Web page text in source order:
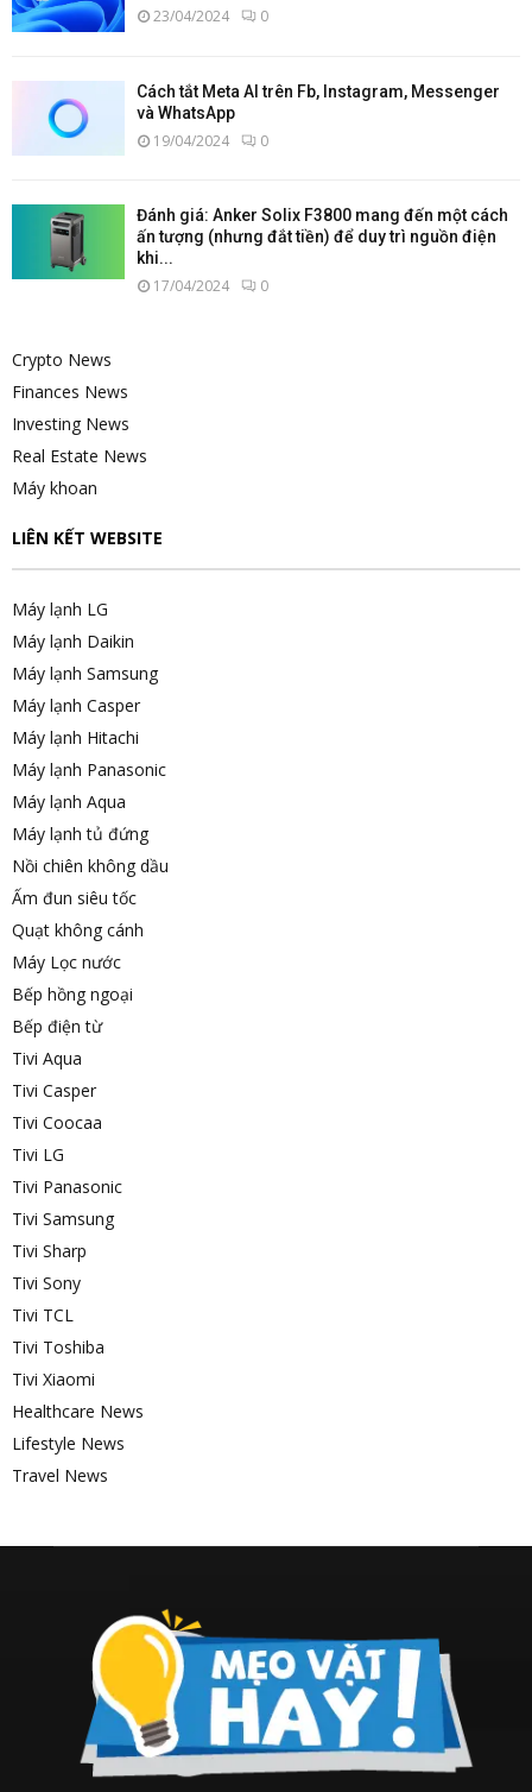
23/04/2024 0
Cách tắt Meta AI trên Fb, Instagram, Messenger
và WhatsApp
19/04/2024 0
Đánh giá: Anker Solix F3800 mang đến một cách
ấn tượng (nhưng đắt tiền) để duy trì nguồn điện
khi...
17/04/2024 0
Crypto News
Finances News
Investing News
Real Estate News
Máy khoan
LIÊN KẾT WEBSITE
Máy lạnh LG
Máy lạnh Daikin
Máy lạnh Samsung
Máy lạnh Casper
Máy lạnh Hitachi
Máy lạnh Panasonic
Máy lạnh Aqua
Máy lạnh tủ đứng
Nồi chiên không dầu
Ấm đun siêu tốc
Quạt không cánh
Máy Lọc nước
Bếp hồng ngoại
Bếp điện từ
Tivi Aqua
Tivi Casper
Tivi Coocaa
Tivi LG
Tivi Panasonic
Tivi Samsung
Tivi Sharp
Tivi Sony
Tivi TCL
Tivi Toshiba
Tivi Xiaomi
Healthcare News
Lifestyle News
Travel News